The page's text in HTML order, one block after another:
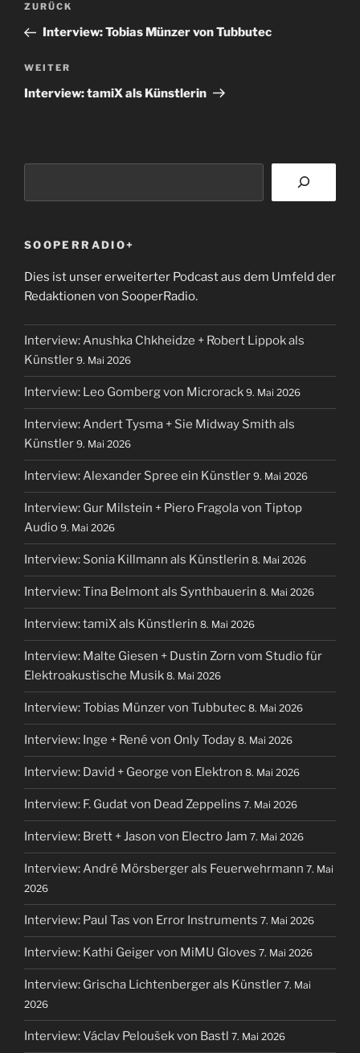
Vorheriger
Beitrag
ZURÜCK
Interview: Tobias Münzer von Tubbutec
Nächster
Beitrag
WEITER
Interview: tamiX als Künstlerin
SOOPERRADIO+
Dies ist unser erweiterter Podcast aus dem Umfeld der
Redaktionen von SooperRadio.
Interview: Anushka Chkheidze + Robert Lippok als
Künstler 9. Mai 2026
Interview: Leo Gomberg von Microrack 9. Mai 2026
Interview: Andert Tysma + Sie Midway Smith als
Künstler 9. Mai 2026
Interview: Alexander Spree ein Künstler 9. Mai 2026
Interview: Gur Milstein + Piero Fragola von Tiptop
Audio 9. Mai 2026
Interview: Sonia Killmann als Künstlerin 8. Mai 2026
Interview: Tina Belmont als Synthbauerin 8. Mai 2026
Interview: tamiX als Künstlerin 8. Mai 2026
Interview: Malte Giesen + Dustin Zorn vom Studio für
Elektroakustische Musik 8. Mai 2026
Interview: Tobias Münzer von Tubbutec 8. Mai 2026
Interview: Inge + René von Only Today 8. Mai 2026
Interview: David + George von Elektron 8. Mai 2026
Interview: F. Gudat von Dead Zeppelins 7. Mai 2026
Interview: Brett + Jason von Electro Jam 7. Mai 2026
Interview: André Mörsberger als Feuerwehrmann 7. Mai
2026
Interview: Paul Tas von Error Instruments 7. Mai 2026
Interview: Kathi Geiger von MiMU Gloves 7. Mai 2026
Interview: Grischa Lichtenberger als Künstler 7. Mai
2026
Interview: Václav Peloušek von Bastl 7. Mai 2026